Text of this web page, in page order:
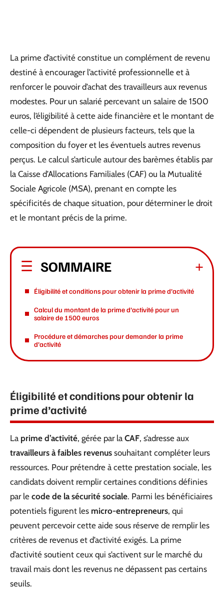
La prime d’activité constitue un complément de revenu
destiné à encourager l’activité professionnelle et à
renforcer le pouvoir d’achat des travailleurs aux revenus
modestes. Pour un salarié percevant un salaire de 1500
euros, l’éligibilité à cette aide financière et le montant de
celle-ci dépendent de plusieurs facteurs, tels que la
composition du foyer et les éventuels autres revenus
perçus. Le calcul s’articule autour des barèmes établis par
la Caisse d’Allocations Familiales (CAF) ou la Mutualité
Sociale Agricole (MSA), prenant en compte les
spécificités de chaque situation, pour déterminer le droit
et le montant précis de la prime.
SOMMAIRE
Éligibilité et conditions pour obtenir la prime d’activité
Calcul du montant de la prime d’activité pour un
salaire de 1500 euros
Procédure et démarches pour demander la prime
d’activité
Éligibilité et conditions pour obtenir la
prime d’activité
La prime d’activité, gérée par la CAF, s’adresse aux
travailleurs à faibles revenus souhaitant compléter leurs
ressources. Pour prétendre à cette prestation sociale, les
candidats doivent remplir certaines conditions définies
par le code de la sécurité sociale. Parmi les bénéficiaires
potentiels figurent les micro-entrepreneurs, qui
peuvent percevoir cette aide sous réserve de remplir les
critères de revenus et d’activité exigés. La prime
d’activité soutient ceux qui s’activent sur le marché du
travail mais dont les revenus ne dépassent pas certains
seuils.